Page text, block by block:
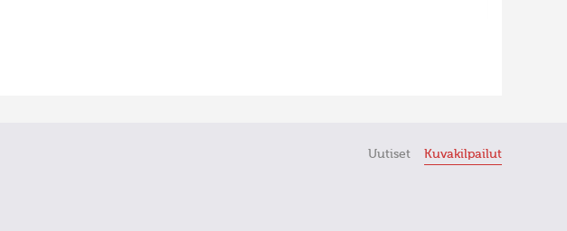
Uutiset Kuvakilpailut